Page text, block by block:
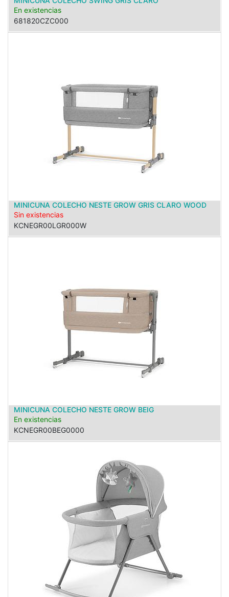
En existencias
681820CZC000
MINICUNA COLECHO NESTE GROW GRIS CLARO WOOD
Sin existencias
KCNEGR00LGR000W
MINICUNA COLECHO NESTE GROW BEIG
En existencias
KCNEGR00BEG0000